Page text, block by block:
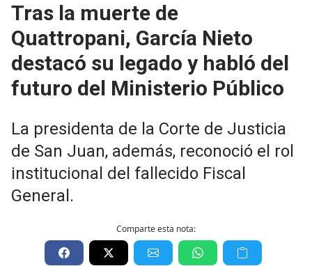
Tras la muerte de
Quattropani, García Nieto
destacó su legado y habló del
futuro del Ministerio Público
La presidenta de la Corte de Justicia
de San Juan, además, reconoció el rol
institucional del fallecido Fiscal
General.
Comparte esta nota: